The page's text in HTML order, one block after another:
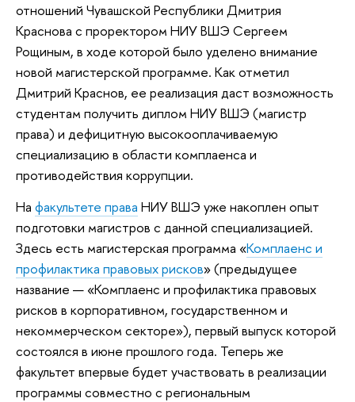
отношений Чувашской Республики Дмитрия
Краснова с проректором НИУ ВШЭ Сергеем
Рощиным, в ходе которой было уделено внимание
новой магистерской программе. Как отметил
Дмитрий Краснов, ее реализация даст возможность
студентам получить диплом НИУ ВШЭ (магистр
права) и дефицитную высокооплачиваемую
специализацию в области комплаенса и
противодействия коррупции.
На факультете права НИУ ВШЭ уже накоплен опыт
подготовки магистров с данной специализацией.
Здесь есть магистерская программа «Комплаенс и
профилактика правовых рисков» (предыдущее
название — «Комплаенс и профилактика правовых
рисков в корпоративном, государственном и
некоммерческом секторе»), первый выпуск которой
состоялся в июне прошлого года. Теперь же
факультет впервые будет участвовать в реализации
программы совместно с региональным